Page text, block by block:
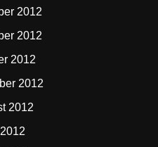
2012
2012
2012
2012
2012